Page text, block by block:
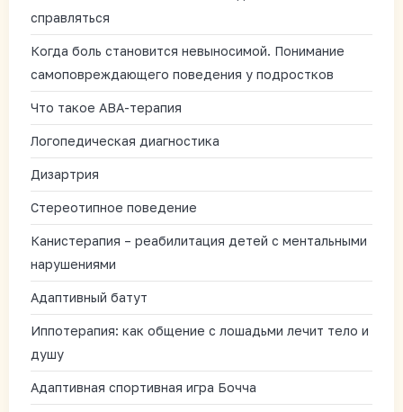
справляться
Когда боль становится невыносимой. Понимание
самоповреждающего поведения у подростков
Что такое АВА-терапия
Логопедическая диагностика
Дизартрия
Стереотипное поведение
Канистерапия – реабилитация детей с ментальными
нарушениями
Адаптивный батут
Иппотерапия: как общение с лошадьми лечит тело и
душу
Адаптивная спортивная игра Бочча